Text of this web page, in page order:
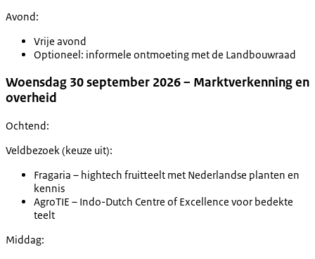
Avond:
Vrije avond
Optioneel: informele ontmoeting met de Landbouwraad
Woensdag 30 september 2026 – Marktverkenning en
overheid
Ochtend:
Veldbezoek (keuze uit):
Fragaria – hightech fruitteelt met Nederlandse planten en
kennis
AgroTIE – Indo-Dutch Centre of Excellence voor bedekte
teelt
Middag: